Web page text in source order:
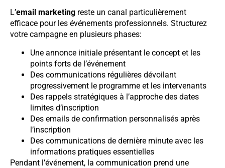
L’email marketing reste un canal particulièrement
efficace pour les événements professionnels. Structurez
votre campagne en plusieurs phases:
Une annonce initiale présentant le concept et les
points forts de l’événement
Des communications régulières dévoilant
progressivement le programme et les intervenants
Des rappels stratégiques à l’approche des dates
limites d’inscription
Des emails de confirmation personnalisés après
l’inscription
Des communications de dernière minute avec les
informations pratiques essentielles
Pendant l’événement, la communication prend une